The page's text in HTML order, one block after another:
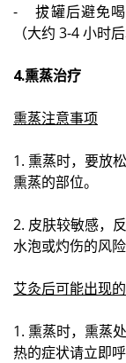
- 拔罐后避免喝
（大约 3-4 小时
4.熏蒸治疗
熏蒸注意事项
1. 熏蒸时，要放
熏蒸的部位。
2. 皮肤较敏感，
水泡或灼伤的风险
艾灸后可能出现
1. 熏蒸时，熏蒸
热的症状请立即